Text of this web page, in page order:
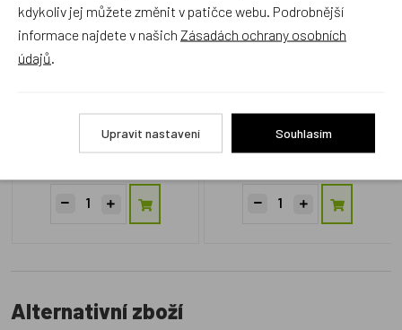
Český výrobek
Skladem 2 ks
Český výrobek
Skladem 3 ks
Alternativní zboží
kdykoliv jej můžete změnit v patičce webu. Podrobnější
informace najdete v našich Zásadách ochrany osobních
údajů
Upravit nastavení Souhlasím